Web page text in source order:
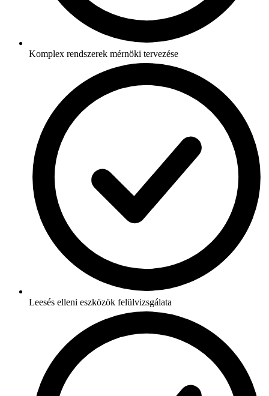
Komplex rendszerek mérnöki tervezése
Leesés elleni eszközök felülvizsgálata